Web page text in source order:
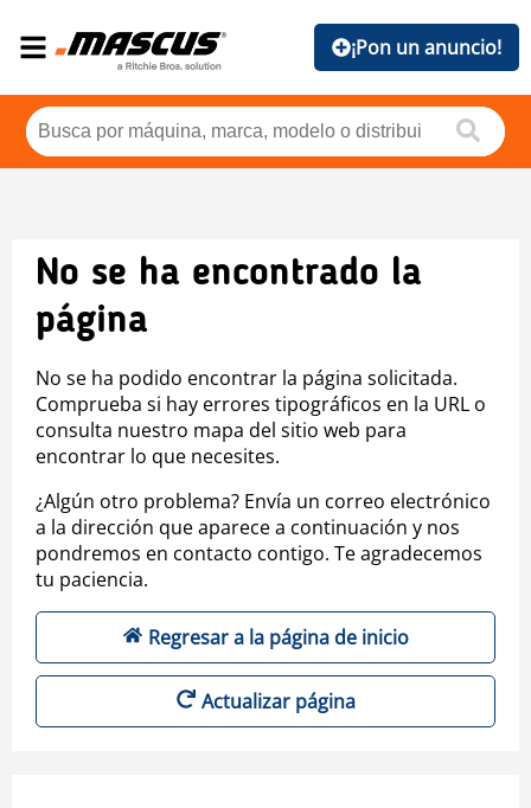
¡Pon un anuncio!
No se ha encontrado la
página
No se ha podido encontrar la página solicitada.
Comprueba si hay errores tipográficos en la URL o
consulta nuestro mapa del sitio web para
encontrar lo que necesites.
¿Algún otro problema? Envía un correo electrónico
a la dirección que aparece a continuación y nos
pondremos en contacto contigo. Te agradecemos
tu paciencia.
Regresar a la página de inicio
Actualizar página